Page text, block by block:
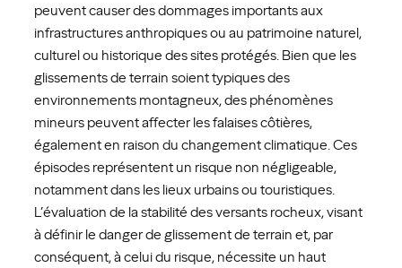
peuvent causer des dommages importants aux
infrastructures anthropiques ou au patrimoine naturel,
culturel ou historique des sites protégés. Bien que les
glissements de terrain soient typiques des
environnements montagneux, des phénomènes
mineurs peuvent affecter les falaises côtières,
également en raison du changement climatique. Ces
épisodes représentent un risque non négligeable,
notamment dans les lieux urbains ou touristiques.
L’évaluation de la stabilité des versants rocheux, visant
à définir le danger de glissement de terrain et, par
conséquent, à celui du risque, nécessite un haut